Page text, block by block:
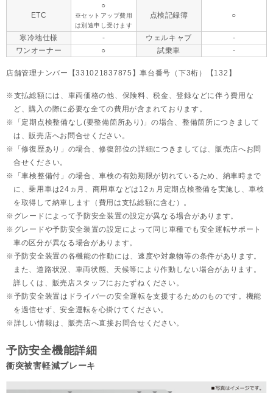
ETC
○
※セットアップ費用
は別途申し受けます
点検記録簿 ○
寒冷地仕様 - ウェルキャブ
-
ワンオーナー
○ 試乗車 -
店舗管理ナンバー【331021837875】車台番号（下3桁）【132】
支払総額には、車両価格の他、保険料、税金、登録などに伴う費用な
ど、購入の際に必要な全ての費用が含まれております。
「定期点検整備なし(要整備箇所あり)」の場合、整備箇所につきまして
は、販売店へお問合せください。
「修復歴あり」の場合、修復部位の詳細につきましては、販売店へお問
合せください。
「車検整備付」の場合、車検の有効期限が切れているため、納車時まで
に、乗用車は24ヵ月、 商用車などは12ヵ月定期点検整備を実施し、車検
を取得して納車します（費用は支払総額に含む）。
グレードによって予防安全装置の設定が異なる場合があります。
グレードや予防安全装置の設定によって同じ車種でも安全運転サポート
車の区分が異なる場合があります。
予防安全装置の各機能の作動には、速度や対象物等の条件があります。
また、道路状況、車両状態、天候等により作動しない場合があります。
詳しくは、販売店スタッフにおたずねください。
予防安全装置はドライバーの安全運転を支援するためのものです。機能
を過信せず、安全運転を心掛けてください。
詳しい情報は、販売店へ直接お問合せください。
予防安全機能詳細
衝突被害軽減ブレーキ